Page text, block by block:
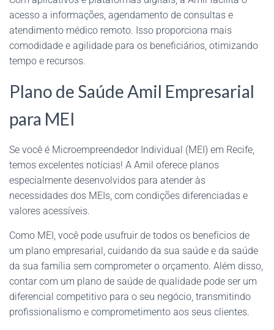
acesso a informações, agendamento de consultas e
atendimento médico remoto. Isso proporciona mais
comodidade e agilidade para os beneficiários, otimizando
tempo e recursos.
Plano de Saúde Amil Empresarial
para MEI
Se você é Microempreendedor Individual (MEI) em Recife,
temos excelentes notícias! A Amil oferece planos
especialmente desenvolvidos para atender às
necessidades dos MEIs, com condições diferenciadas e
valores acessíveis.
Como MEI, você pode usufruir de todos os benefícios de
um plano empresarial, cuidando da sua saúde e da saúde
da sua família sem comprometer o orçamento. Além disso,
contar com um plano de saúde de qualidade pode ser um
diferencial competitivo para o seu negócio, transmitindo
profissionalismo e comprometimento aos seus clientes.